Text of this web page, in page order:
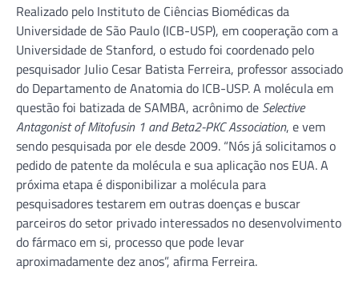
Realizado pelo Instituto de Ciências Biomédicas da
Universidade de São Paulo (ICB-USP), em cooperação com a
Universidade de Stanford, o estudo foi coordenado pelo
pesquisador Julio Cesar Batista Ferreira, professor associado
do Departamento de Anatomia do ICB-USP. A molécula em
questão foi batizada de SAMBA, acrônimo de Selective
Antagonist of Mitofusin 1 and Beta2-PKC Association, e vem
sendo pesquisada por ele desde 2009. “Nós já solicitamos o
pedido de patente da molécula e sua aplicação nos EUA. A
próxima etapa é disponibilizar a molécula para
pesquisadores testarem em outras doenças e buscar
parceiros do setor privado interessados no desenvolvimento
do fármaco em si, processo que pode levar
aproximadamente dez anos”, afirma Ferreira.